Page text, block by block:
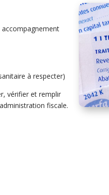
accompagnement
à respecter)
vérifier et remplir
fiscale.